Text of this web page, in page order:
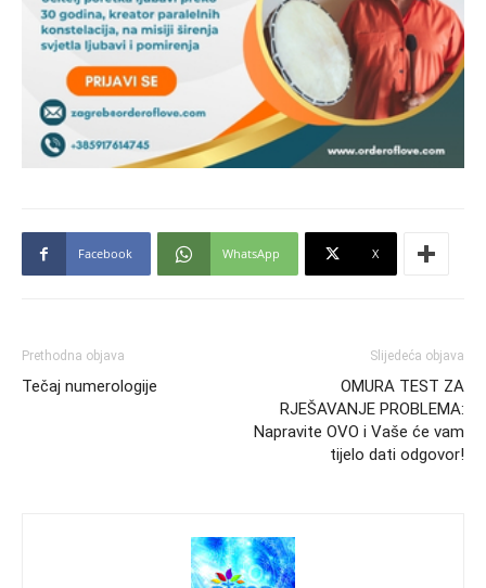
Facebook WhatsApp X
Prethodna objava
Tečaj numerologije
Slijedeća objava
OMURA TEST ZA
RJEŠAVANJE PROBLEMA:
Napravite OVO i Vaše će vam
tijelo dati odgovor!